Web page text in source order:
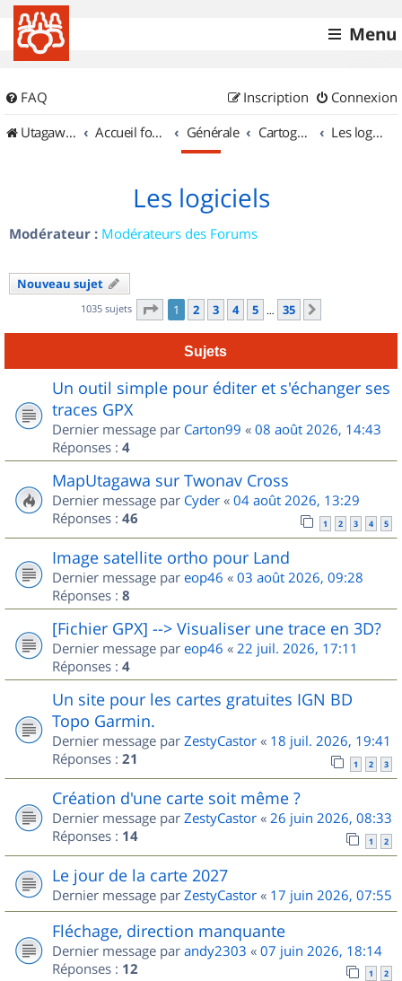
Menu
FAQ Connexion
Inscription
UtagawaVTT (Randos VTT et VTTAE avec traces GPS)
Accueil forum Générale Cartographie et GPS Les logiciels
Les logiciels
Modérateur : Modérateurs des Forums
Nouveau sujet
1035 sujets Page 1sur
1 2 3 4 5 … 35
Sujets
Un outil simple pour éditer et s'échanger ses
traces GPX
Dernier message par Carton99 « 08 août 2026, 14:43
Réponses : 4
MapUtagawa sur Twonav Cross
Dernier message par Cyder « 04 août 2026, 13:29
Réponses : 46 1 2 3 4 5
Image satellite ortho pour Land
Dernier message par eop46 « 03 août 2026, 09:28
Réponses : 8
[Fichier GPX] --> Visualiser une trace en 3D?
Dernier message par eop46 « 22 juil. 2026, 17:11
Réponses : 4
Un site pour les cartes gratuites IGN BD
Topo Garmin.
Dernier message par ZestyCastor « 18 juil. 2026, 19:41
Réponses : 21 1 2 3
Création d'une carte soit même ?
Dernier message par ZestyCastor « 26 juin 2026, 08:33
Réponses : 14 1 2
Le jour de la carte 2027
Dernier message par ZestyCastor « 17 juin 2026, 07:55
Fléchage, direction manquante
Dernier message par andy2303 « 07 juin 2026, 18:14
Réponses : 12 1 2